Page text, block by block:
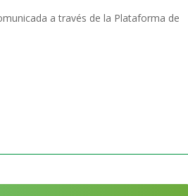
a través de la Plataforma de